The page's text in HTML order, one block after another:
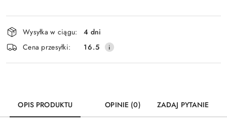
Dostępność
i
dostawa
Wysyłka w ciągu:
4 dni
Cena przesyłki:
16.5
OPIS PRODUKTU OPINIE (0) ZADAJ PYTANIE